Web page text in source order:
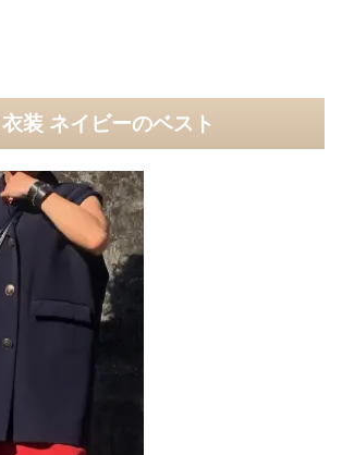
装 ネイビーのベスト